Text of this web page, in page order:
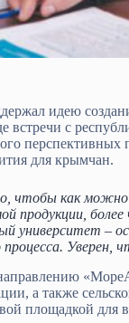
идею
встречи с
перспективных
для крымчан.
как можно
продукции,
университет –
Уверен,
а также
площадкой для